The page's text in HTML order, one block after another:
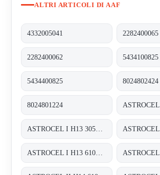
ALTRI ARTICOLI DI AAF
4332005041 2282400065
2282400062 5434100825
5434400825 8024802424
8024801224